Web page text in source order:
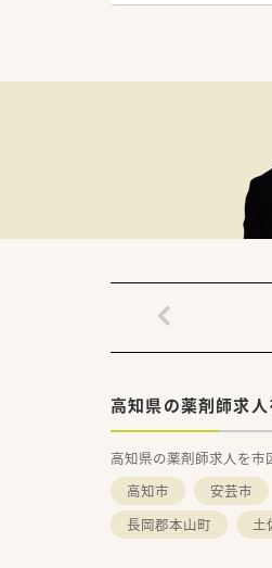
高知県の薬剤師求
高知県の薬剤師求人を市
高知市
安芸市
長岡郡本山町
土